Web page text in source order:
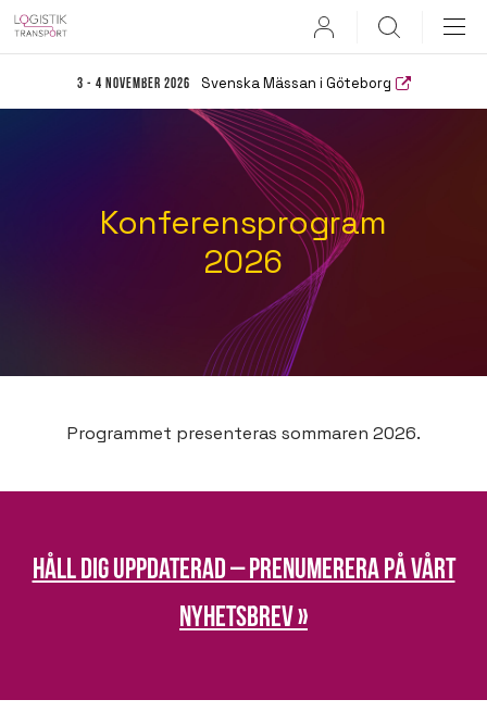
3 - 4 november 2026 Svenska Mässan i Göteborg
User Search
Konferens­program
2026
Programmet presenteras sommaren 2026.
Håll dig uppdaterad – prenumerera på vårt
nyhetsbrev »